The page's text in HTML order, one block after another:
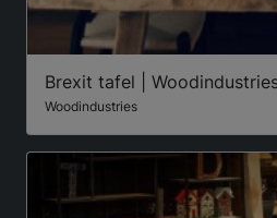
Brexit tafel |
Woodindustries